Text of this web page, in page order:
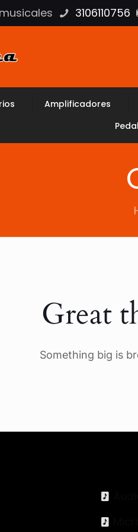
3106110756
Amplificadores
Great
Something big is